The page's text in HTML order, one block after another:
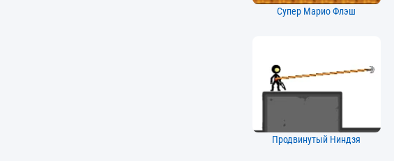
Супер Марио Флэш
Продвинутый Ниндзя